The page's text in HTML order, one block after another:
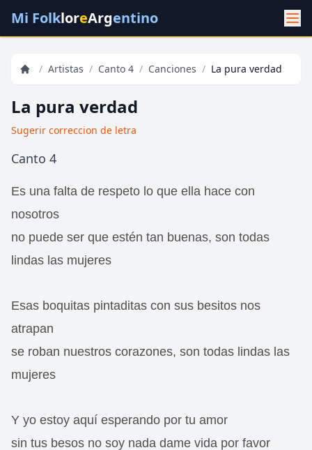
Mi FolkloreArgentino
/ Artistas / Canto 4 / Canciones / La pura verdad
La pura verdad
Sugerir correccion de letra
Canto 4
Es una falta de respeto lo que ella hace con
nosotros
no puede ser que estén tan buenas, son todas
lindas las mujeres
Esas boquitas pintaditas con sus besitos nos
atrapan
se roban nuestros corazones, son todas lindas las
mujeres
Y yo estoy aquí esperando por tu amor
sin tus besos no soy nada dame vida por favor